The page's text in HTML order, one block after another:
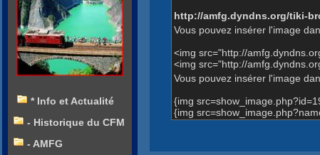
http://amfg.dyndns.org/tiki-
Vous pouvez insérer l'image
<img src="http://
<img src="http://
Vous pouvez insérer l'image
{img
{img
* Info et Actualité
- Historique du CFM
- AMFG